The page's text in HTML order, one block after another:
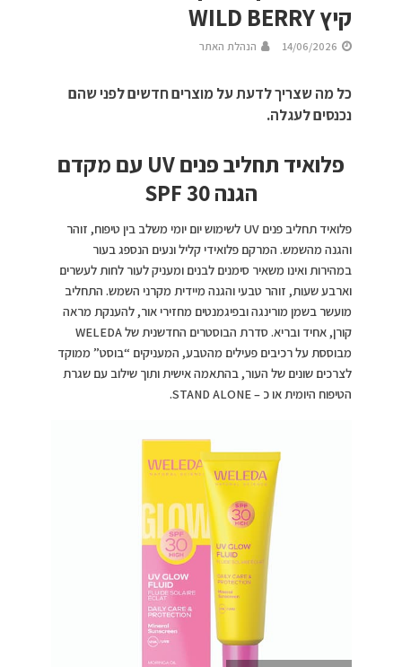
קיץ WILD BERRY
14/06/2026 הנהלת האתר
כל מה שצריך לדעת על מוצרים חדשים לפני שהם
נכנסים לעגלה.
פלואיד תחליב פניםUV עם מקדם
הגנה 30
SPF
פלואיד תחליב פנים UV לשימוש יום יומי משלב בין טיפוח, זוהר
והגנה מהשמש. המרקם פלואידי קליל ונעים הנספג בעור
במהירות ואינו משאיר סימנים לבנים ומעניק לעור לחות לעשרים
וארבע שעות, זוהר טבעי והגנה מיידית מקרני השמש. התחליב
מועשר בשמן מורינגה ובפיגמנטים מחזירי אור, להענקת מראה
קורן, אחיד ובריא. סדרת הבוסטרים החדשנית של WELEDA
מבוססת על רכיבים פעילים מהטבע, המעניקים “בוסט” ממוקד
לצרכים שונים של העור, בהתאמה אישית ותוך שילוב עם שגרת
הטיפוח היומית או כ – STAND ALONE.